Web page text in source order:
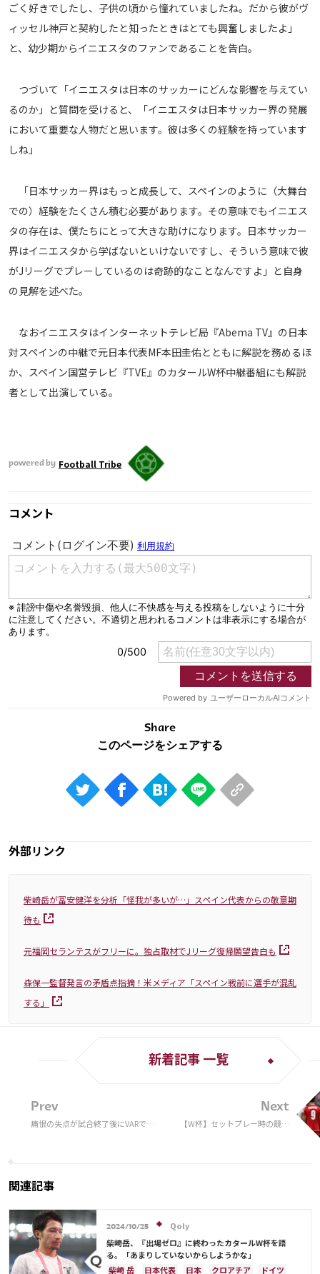
運営会社
ご利用にあたって
Share
© AbemaTV. Inc. All Rights Reserved.
ごく好きでしたし、子供の頃から憧れていましたね。だから彼がヴ
ィッセル神戸と契約したと知ったときはとても興奮しましたよ」
と、幼少期からイニエスタのファンであることを告白。
つづいて「イニエスタは日本のサッカーにどんな影響を与えてい
るのか」と質問を受けると、「イニエスタは日本サッカー界の発展
において重要な人物だと思います。彼は多くの経験を持っています
しね」
「日本サッカー界はもっと成長して、スペインのように（大舞台
での）経験をたくさん積む必要があります。その意味でもイニエス
タの存在は、僕たちにとって大きな助けになります。日本サッカー
界はイニエスタから学ばないといけないですし、そういう意味で彼
がJリーグでプレーしているのは奇跡的なことなんですよ」と自身
の見解を述べた。
なおイニエスタはインターネットテレビ局『Abema TV』の日本
対スペインの中継で元日本代表MF本田圭佑とともに解説を務めるほ
か、スペイン国営テレビ『TVE』のカタールW杯中継番組にも解説
者として出演している。
powered by Football Tribe
コメント
Share
外部リンク
柴崎岳が冨安健洋を分析「怪我が多いが…」スペイン代表からの敬意期
待も
元福岡セランテスがフリーに。独占取材でJリーグ復帰願望告白も
森保一監督発言の矛盾点指摘！米メディア「スペイン戦前に選手が混乱
する」
Prev
痛恨の失点が試合終了後にVARで取
新着記事 一覧
Next
【W杯】セットプレー時の競り
関連記事
2024/10/25
Qoly
柴崎岳、『出場ゼロ』に終わったカタールW杯を語
る。「あまりしていないからしようかな」
柴崎 岳
日本代表 日本 クロアチア ドイツ